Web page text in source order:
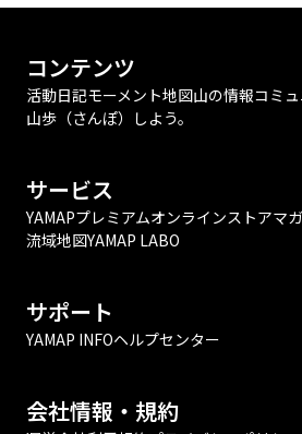
コンテンツ
活動日記モーメント地図山の情報コミ
山歩（さんぽ）しよう。
サービス
YAMAPプレミアムオンラインストアマ
流域地図YAMAP LABO
サポート
YAMAP INFOヘルプセンター
会社情報・規約